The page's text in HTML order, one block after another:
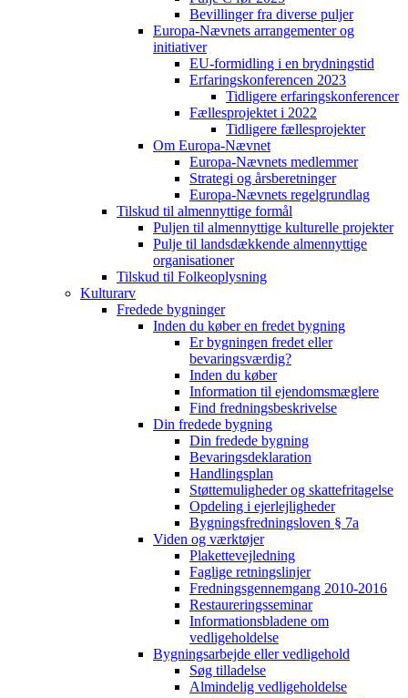
Bevillinger fra diverse puljer
Europa-Nævnets arrangementer og
initiativer
EU-formidling i en brydningstid
Erfaringskonferencen 2023
Tidligere erfaringskonferencer
Fællesprojektet i 2022
Tidligere fællesprojekter
Om Europa-Nævnet
Europa-Nævnets medlemmer
Strategi og årsberetninger
Europa-Nævnets regelgrundlag
Tilskud til almennyttige formål
Puljen til almennyttige kulturelle projekter
Pulje til landsdækkende almennyttige
organisationer
Tilskud til Folkeoplysning
Kulturarv
Fredede bygninger
Inden du køber en fredet bygning
Er bygningen fredet eller
bevaringsværdig?
Inden du køber
Information til ejendomsmæglere
Find fredningsbeskrivelse
Din fredede bygning
Din fredede bygning
Bevaringsdeklaration
Handlingsplan
Støttemuligheder og skattefritagelse
Opdeling i ejerlejligheder
Bygningsfredningsloven § 7a
Viden og værktøjer
Plakettevejledning
Faglige retningslinjer
Fredningsgennemgang 2010-2016
Restaureringsseminar
Informationsbladene om
vedligeholdelse
Bygningsarbejde eller vedligehold
Søg tilladelse
Almindelig vedligeholdelse